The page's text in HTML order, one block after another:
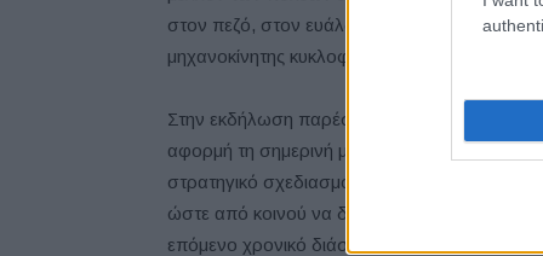
στον πεζό, στον ευάλωτο χρήστη, στον
μηχανοκίνητης κυκλοφορίας”.
Στην εκδήλωση παρέστη ο Περιφερειάρχης
αφορμή τη σημερινή μέρα μας δίνεται η
στρατηγικό σχεδιασμό και το όραμά της
ώστε από κοινού να δημιουργήσουμε μια
επόμενο χρονικό διάστημα να έχουμε την